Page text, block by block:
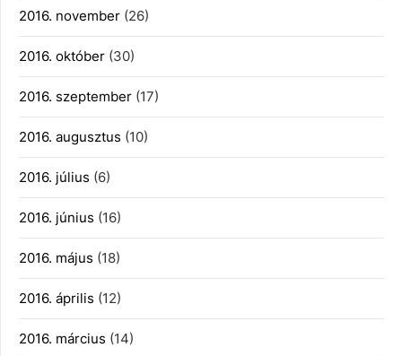
2016. november (26)
2016. október (30)
2016. szeptember (17)
2016. augusztus (10)
2016. július (6)
2016. június (16)
2016. május (18)
2016. április (12)
2016. március (14)